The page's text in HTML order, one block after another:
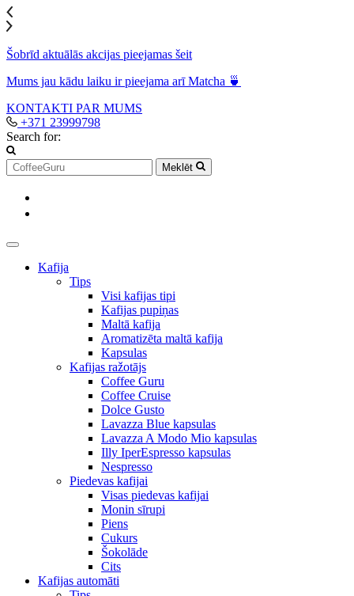
Šobrīd aktuālās akcijas pieejamas šeit
Mums jau kādu laiku ir pieejama arī Matcha 🍵
KONTAKTI PAR MUMS
+371 23999798
Search for:
Meklēt
Kafija
Tips
Visi kafijas tipi
Kafijas pupiņas
Maltā kafija
Aromatizēta maltā kafija
Kapsulas
Kafijas ražotājs
Coffee Guru
Coffee Cruise
Dolce Gusto
Lavazza Blue kapsulas
Lavazza A Modo Mio kapsulas
Illy IperEspresso kapsulas
Nespresso
Piedevas kafijai
Visas piedevas kafijai
Monin sīrupi
Piens
Cukurs
Šokolāde
Cits
Kafijas automāti